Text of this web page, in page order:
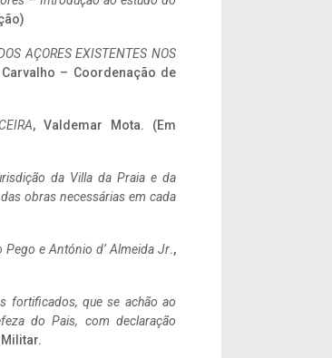
AÇORES EXISTENTES NOS
– Coordenação de
, Valdemar Mota. (Em
da Villa da Praia e da
obras necessárias em cada
Pego e António d’ Almeida Jr.,
fortificados, que se achão ao
do Pais, com declaração